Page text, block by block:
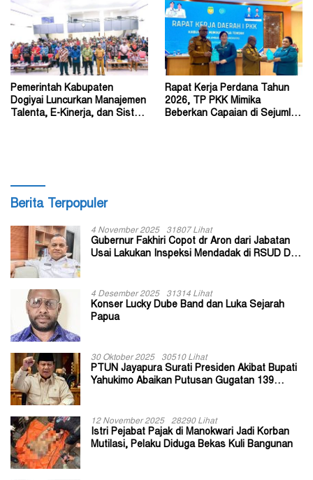
Pemerintah Kabupaten
Dogiyai Luncurkan Manajemen
Talenta, E-Kinerja, dan Sistem
Rapat Kerja Perdana Tahun
2026, TP PKK Mimika
Beberkan Capaian di Sejumlah
Berita Terpopuler
4 November 2025 31807 Lihat
Gubernur Fakhiri Copot dr Aron dari Jabatan
Usai Lakukan Inspeksi Mendadak di RSUD Dok
4 Desember 2025 31314 Lihat
Konser Lucky Dube Band dan Luka Sejarah
Papua
30 Oktober 2025 30510 Lihat
PTUN Jayapura Surati Presiden Akibat Bupati
Yahukimo Abaikan Putusan Gugatan 139
12 November 2025 28290 Lihat
Istri Pejabat Pajak di Manokwari Jadi Korban
Mutilasi, Pelaku Diduga Bekas Kuli Bangunan